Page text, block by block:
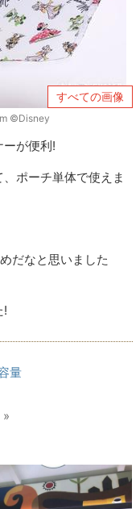
すべての画像
©Disney
が便利!
ポーチ単体で使えま
だなと思いました
!
量
»